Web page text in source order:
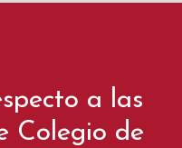
a las
Colegio de